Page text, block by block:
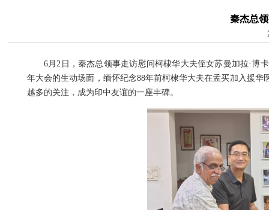
秦杰总
6月2日，秦杰总领事走访慰问柯棣华大夫侄女苏曼加拉·博
年大会的生动场面，缅怀纪念88年前柯棣华大夫在孟买加入援
越多的关注，成为印中友谊的一座丰碑。